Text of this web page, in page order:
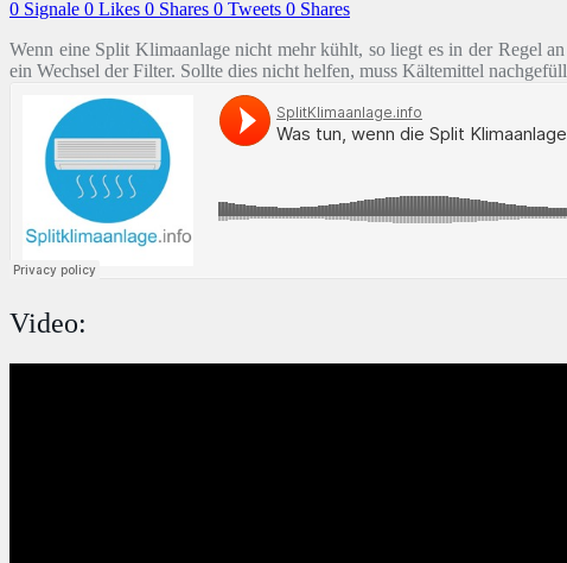
0 Signale 0 Likes 0 Shares 0 Tweets 0 Shares
Wenn eine Split Klimaanlage nicht mehr kühlt, so liegt es in der Regel
ein Wechsel der Filter. Sollte dies nicht helfen, muss Kältemittel
Video: